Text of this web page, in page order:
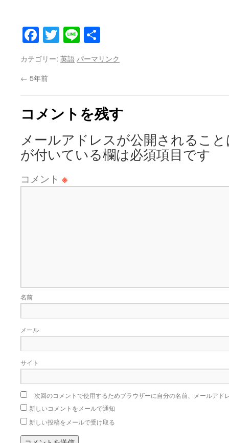
Facebook
Twitter
Line
有
カテゴリー: 英語パーマリンク
← 5年前
コメントを残す
メールアドレスが公開されるこ
が付いている欄は必須項目です
コメント ※
名前
メール
サイト
次回のコメントで使用するためブラウザーに自分の名前、メールアド
新しいコメントをメールで通知
新しい投稿をメールで受け取る